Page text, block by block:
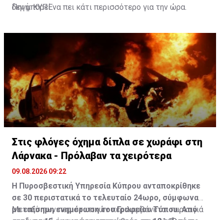
δεν μπορεί να πει κάτι περισσότερο για την ώρα.
Πηγή: ΚΥΠΕ
Στις φλόγες όχημα δίπλα σε χωράφι στη
Λάρνακα - Πρόλαβαν τα χειρότερα
09.08.2026 09:22
Η Πυροσβεστική Υπηρεσία Κύπρου ανταποκρίθηκε
σε 30 περιστατικά το τελευταίο 24ωρο, σύμφωνα
με επίσημη ενημέρωση του Γραφείου Τύπου. Από
Μεταξύ των περιστατικών περιλαμβάνεται πυρκαγιά